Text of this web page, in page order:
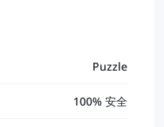
Puzzle
100% 安全